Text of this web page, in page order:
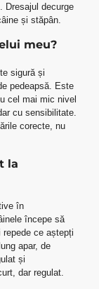
Dresajul decurge
și stăpân.
meu?
sigură și
pedeapsă. Este
cel mai mic nivel
cu sensibilitate.
corecte, nu
la
în
începe să
ce aștepți
apar, de
și
dar regulat.